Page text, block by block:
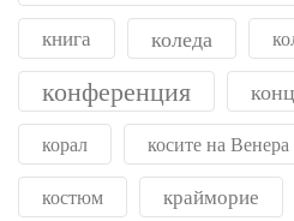
книга коледа
конференция
корал косите на Венера
костюм крайморие